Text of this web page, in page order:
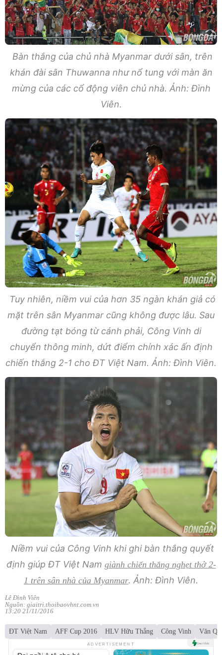
Bàn thắng của chủ nhà Myanmar dưới sân, trên
khán đài sân Thuwanna như nổ tung với màn ăn
mừng của các cổ động viên chủ nhà. Ảnh: Đình
Viên.
Tuy nhiên, niềm vui của hơn 35 ngàn khán giả có
mặt trên sân Myanmar cũng không được lâu. Sau
đường tạt bóng từ cánh phải, Công Vinh di
chuyển thông minh, dứt điểm chính xác ấn định
chiến thắng 2-1 cho ĐT Việt Nam. Ảnh: Đình Viên.
Niềm vui của Công Vinh khi ghi bàn thắng quyết
định giúp ĐT Việt Nam giành chiến thắng nghẹt thở 2-
1 trên sân nhà của Myanmar. Ảnh: Đình Viên.
Lê Đình Viên
Nguồn: giaitri.thoibaovhnt.com.vn
13:20 21/11/2016
ĐT Việt Nam AFF Cup 2016 HLV Hữu Thắng Công Vinh Văn
ADVERTISEMENT